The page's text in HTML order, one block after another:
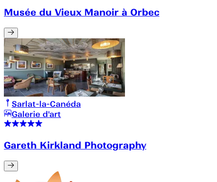
Musée du Vieux Manoir à Orbec
Sarlat-la-Canéda
Galerie d'art
Gareth Kirkland Photography